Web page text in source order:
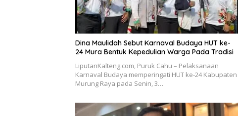
Dina Maulidah Sebut Karnaval Budaya HUT ke-
24 Mura Bentuk Kepedulian Warga Pada Tradisi
LiputanKalteng.com, Puruk Cahu – Pelaksanaan
Karnaval Budaya memperingati HUT ke-24 Kabupaten
Murung Raya pada Senin, 3…